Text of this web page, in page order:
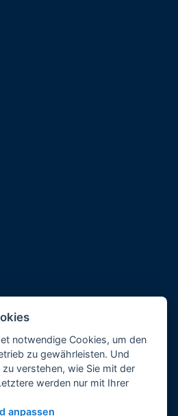
notwendige Cookies, um den
zu gewährleisten. Und
verstehen, wie Sie mit der
werden nur mit Ihrer
anpassen